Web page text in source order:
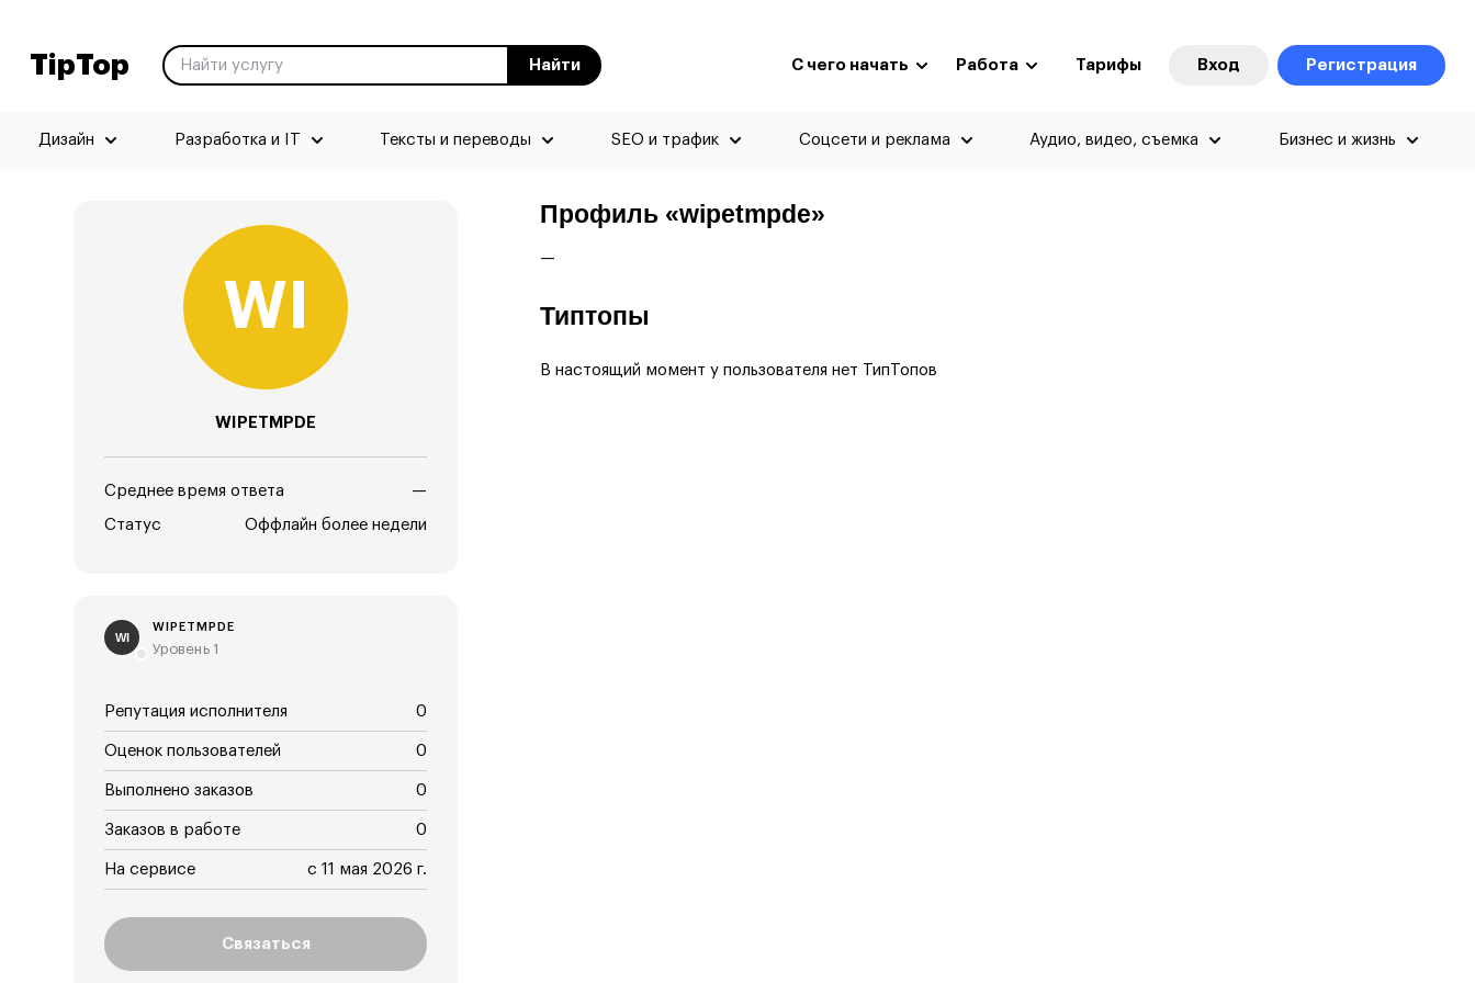
TipTop Найти С чего начать Работа Тарифы Вход Регистрация
Дизайн Разработка и IT Тексты и переводы SEO и трафик Соцсети и реклама Аудио, видео, съемка Бизнес и жизнь
WIPETMPDE
Среднее время ответа —
Статус Оффлайн более недели
WI
WIPETMPDE
Уровень 1
Репутация исполнителя 0
Оценок пользователей 0
Выполнено заказов 0
Заказов в работе 0
На сервисе с 11 мая 2026 г.
Связаться
Профиль «wipetmpde»
—
Типтопы
В настоящий момент у пользователя нет ТипТопов